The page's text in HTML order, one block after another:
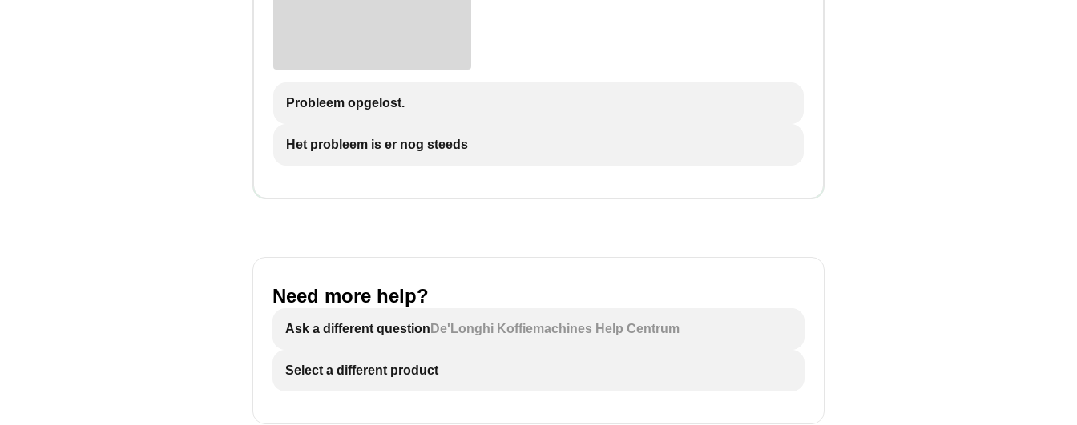
Probleem opgelost.
Het probleem is er nog steeds
Need more help?
Ask a different question De'Longhi Koffiemachines Help Centrum
Select a different product